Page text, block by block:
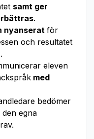
samt ger
.
nyanseratför
och resultatet
eleven
med
bedömer
den egna